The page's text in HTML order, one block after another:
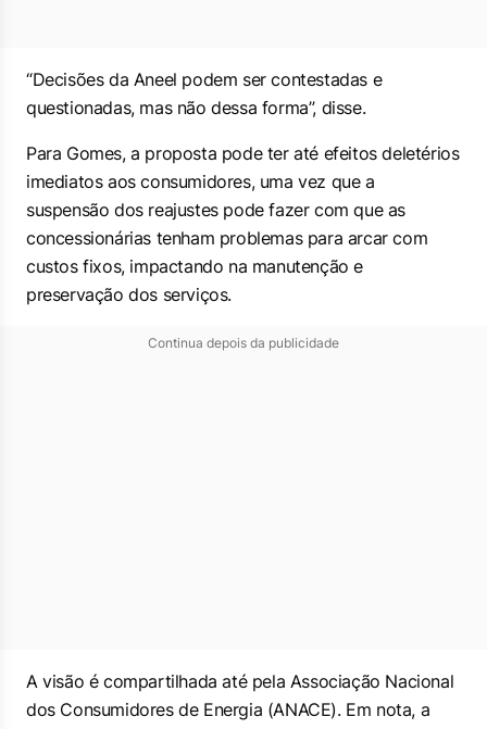
“Decisões da Aneel podem ser contestadas e
questionadas, mas não dessa forma”, disse.
Para Gomes, a proposta pode ter até efeitos deletérios
imediatos aos consumidores, uma vez que a
suspensão dos reajustes pode fazer com que as
concessionárias tenham problemas para arcar com
custos fixos, impactando na manutenção e
preservação dos serviços.
Continua depois da publicidade
A visão é compartilhada até pela Associação Nacional
dos Consumidores de Energia (ANACE). Em nota, a